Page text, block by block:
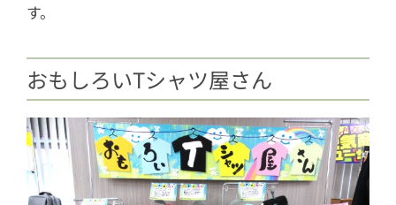
す。
おもしろいTシャツ屋さん